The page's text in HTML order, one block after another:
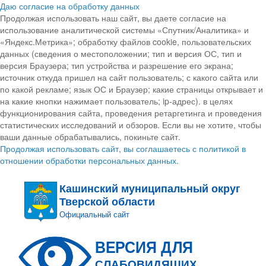
Даю согласие на обработку данных
Продолжая использовать наш сайт, вы даете согласие на
использование аналитической системы «Спутник/Аналитика» и
«Яндекс.Метрика»; обработку файлов cookie, пользовательских
данных (сведения о местоположении; тип и версия ОС, тип и
версия Браузера; тип устройства и разрешение его экрана;
источник откуда пришел на сайт пользователь; с какого сайта или
по какой рекламе; язык ОС и Браузер; какие страницы открывает и
на какие кнопки нажимает пользователь; ip-адрес). в целях
функционирования сайта, проведения ретаргетинга и проведения
статистических исследований и обзоров. Если вы не хотите, чтобы
ваши данные обрабатывались, покиньте сайт.
Продолжая использовать сайт, вы соглашаетесь с политикой в
отношении обработки персональных данных.